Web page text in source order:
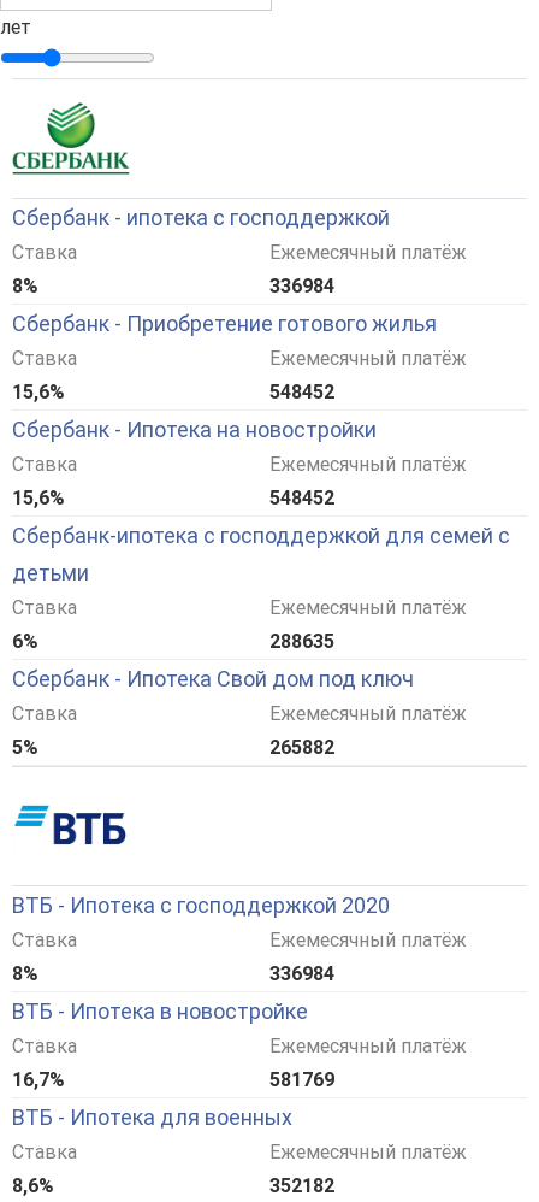
лет
Сбербанк - ипотека с господдержкой
Ставка
8%
Ежемесячный платёж
336984
Сбербанк - Приобретение готового жилья
Ставка
15,6%
Ежемесячный платёж
548452
Сбербанк - Ипотека на новостройки
Ставка
15,6%
Ежемесячный платёж
548452
Сбербанк-ипотека с господдержкой для семей с
детьми
Ставка
6%
Ежемесячный платёж
288635
Сбербанк - Ипотека Свой дом под ключ
Ставка
5%
Ежемесячный платёж
265882
ВТБ - Ипотека с господдержкой 2020
Ставка
8%
Ежемесячный платёж
336984
ВТБ - Ипотека в новостройке
Ставка
16,7%
Ежемесячный платёж
581769
ВТБ - Ипотека для военных
Ставка
8,6%
Ежемесячный платёж
352182